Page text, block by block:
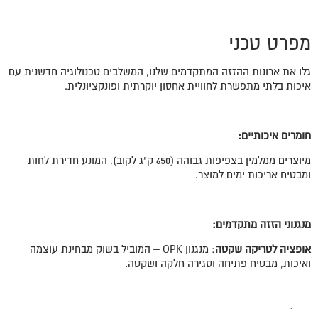
מפרט טכני
גלו את ארונות ההזזה המתקדמים שלנו, המשלבים טכנולוגיה חדשנית עם
איכות בלתי מתפשרת לחוויית אחסון יוקרתית ופונקציונלית.
חומרים איכותיים:
מיוצרים ממלמין בצפיפות גבוהה (650 ק"ג לקוב), המונע חדירת לחות
ומבטיח אריכות ימים למוצר.
מנגנוני הזזה מתקדמים:
אופציה לטריקה שקטה
: מנגנון OPK – המוביל בשוק מבחינת עוצמה
ואיכות, מבטיח פתיחה וסגירה חלקה ושקטה.